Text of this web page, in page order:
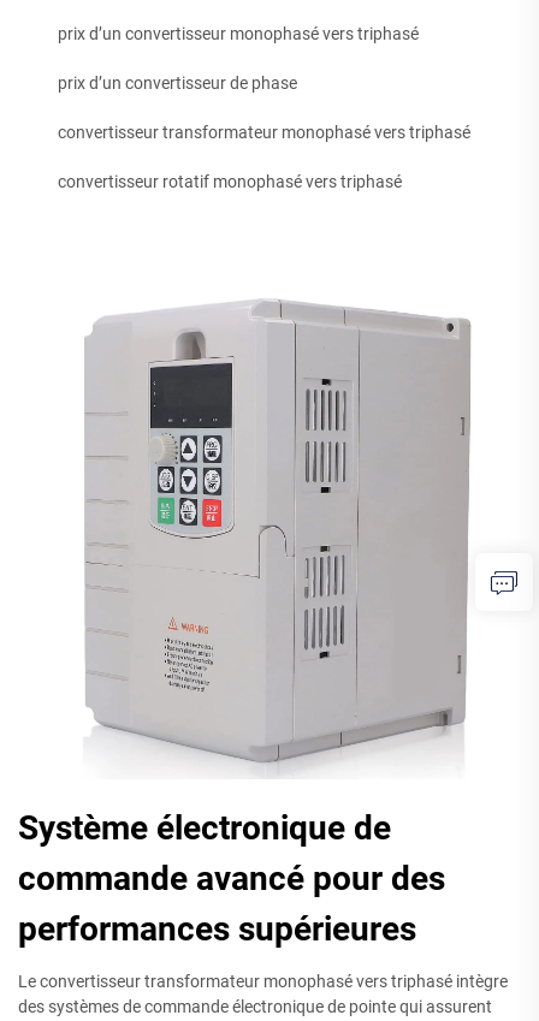
prix d’un convertisseur monophasé vers triphasé
prix d’un convertisseur de phase
convertisseur transformateur monophasé vers triphasé
convertisseur rotatif monophasé vers triphasé
Système électronique de
commande avancé pour des
performances supérieures
Le convertisseur transformateur monophasé vers triphasé intègre
des systèmes de commande électronique de pointe qui assurent